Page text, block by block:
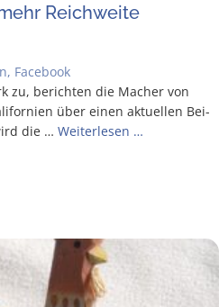
Reichweite
, Facebook
zu, berich­ten die Macher von
über einen aktu­el­len Bei­
die … Wei­ter­le­sen …